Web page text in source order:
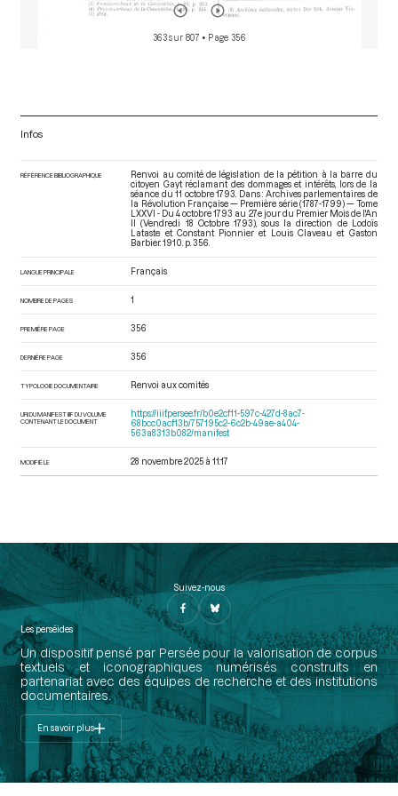
363 sur 807 • Page 356
Infos
RÉFÉRENCE BIBLIOGRAPHIQUE
Renvoi au comité de législation de la pétition à la barre du
citoyen Gayt réclamant des dommages et intérêts, lors de la
séance du 11 octobre 1793. Dans : Archives parlementaires de
la Révolution Française — Première série (1787-1799) — Tome
LXXVI - Du 4 octobre 1793 au 27e jour du Premier Mois de l'An
II (Vendredi 18 Octobre 1793), sous la direction de Lodoïs
Lataste et Constant Pionnier et Louis Claveau et Gaston
Barbier. 1910. p. 356.
LANGUE PRINCIPALE Français
NOMBRE DE PAGES 1
PREMIÈRE PAGE 356
DERNIÈRE PAGE 356
TYPOLOGIE DOCUMENTAIRE Renvoi aux comités
URI DU MANIFEST IIIF DU VOLUME
CONTENANT LE DOCUMENT
https://iiif.persee.fr/b0e2cf11-597c-427d-8ac7-
68bcc0acf13b/757195c2-6c2b-49ae-a404-
563a8313b082/manifest
MODIFIÉ LE 28 novembre 2025 à 11:17
Suivez-nous
Les perséides
Un dispositif pensé par Persée pour la valorisation de corpus
textuels et iconographiques numérisés construits en
partenariat avec des équipes de recherche et des institutions
documentaires.
En savoir plus